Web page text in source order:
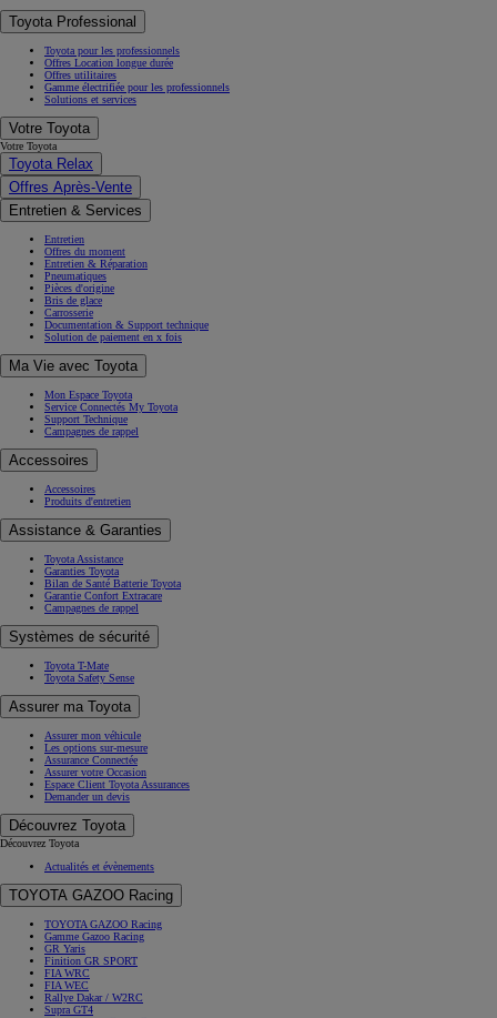
Toyota Professional
Toyota pour les professionnels
Offres Location longue durée
Offres utilitaires
Gamme électrifiée pour les professionnels
Solutions et services
Votre Toyota
Votre Toyota
Toyota Relax
Offres Après-Vente
Entretien & Services
Entretien
Offres du moment
Entretien & Réparation
Pneumatiques
Pièces d'origine
Bris de glace
Carrosserie
Documentation & Support technique
Solution de paiement en x fois
Ma Vie avec Toyota
Mon Espace Toyota
Service Connectés My Toyota
Support Technique
Campagnes de rappel
Accessoires
Accessoires
Produits d'entretien
Assistance & Garanties
Toyota Assistance
Garanties Toyota
Bilan de Santé Batterie Toyota
Garantie Confort Extracare
Campagnes de rappel
Systèmes de sécurité
Toyota T-Mate
Toyota Safety Sense
Assurer ma Toyota
Assurer mon véhicule
Les options sur-mesure
Assurance Connectée
Assurer votre Occasion
Espace Client Toyota Assurances
Demander un devis
Découvrez Toyota
Découvrez Toyota
Actualités et évènements
TOYOTA GAZOO Racing
TOYOTA GAZOO Racing
Gamme Gazoo Racing
GR Yaris
Finition GR SPORT
FIA WRC
FIA WEC
Rallye Dakar / W2RC
Supra GT4